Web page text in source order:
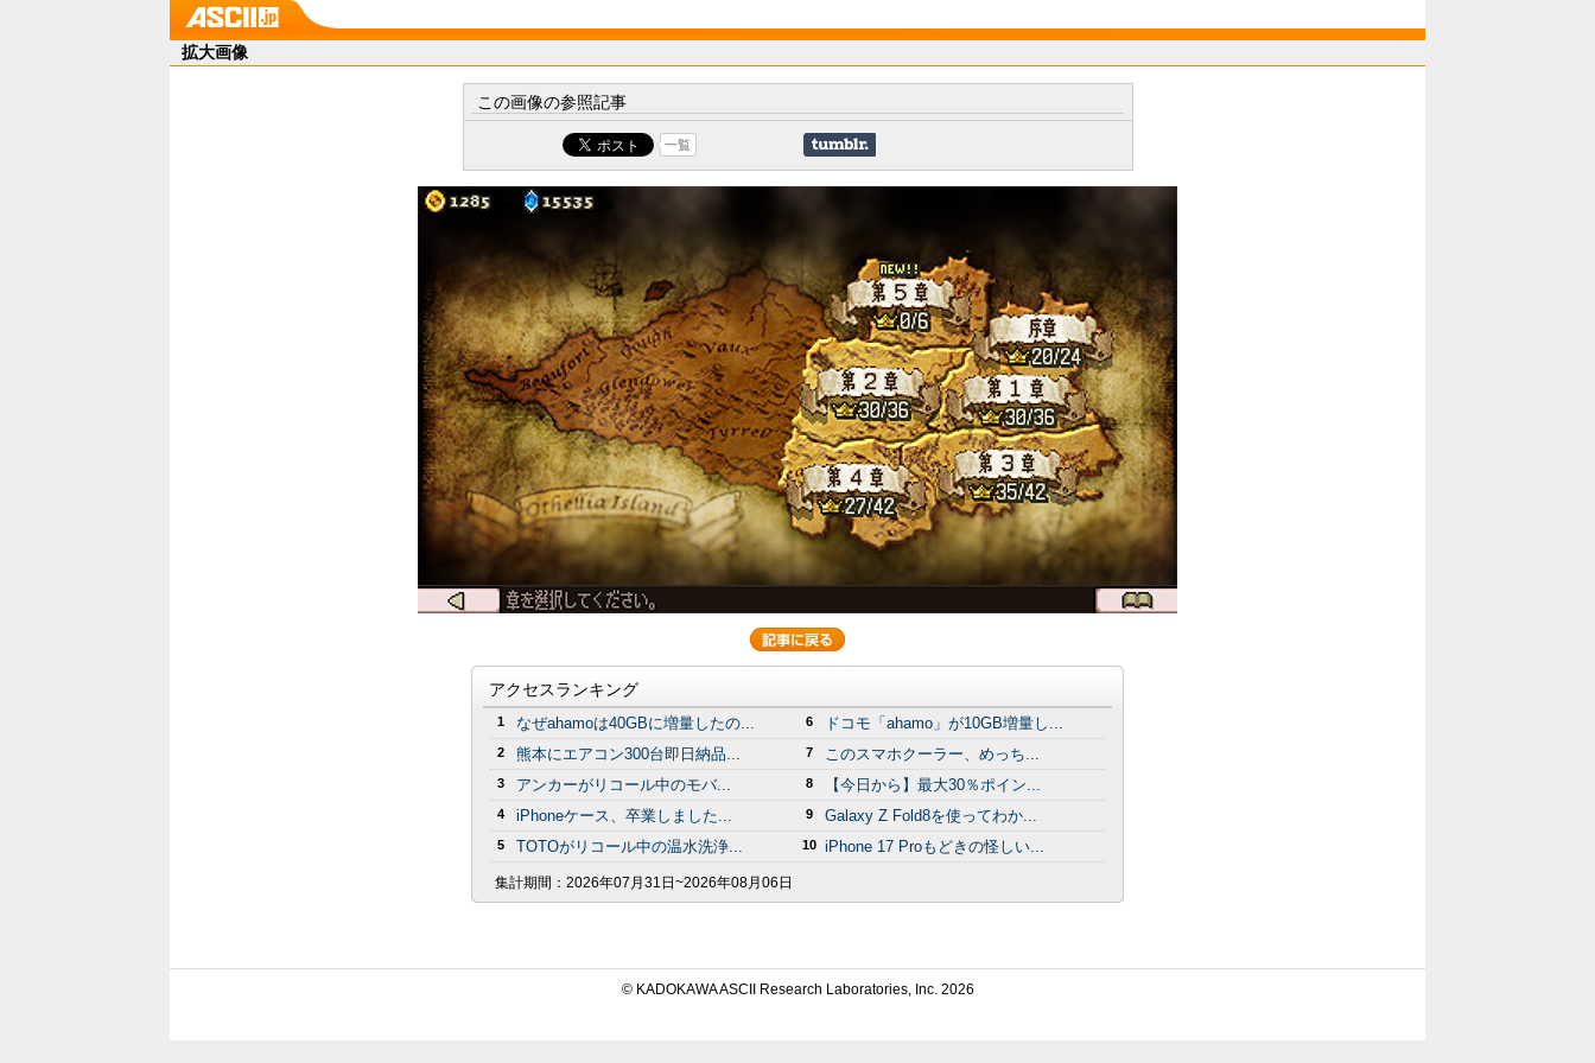
拡大画像
この画像の参照記事
一覧
アクセスランキング
1 なぜahamoは40GBに増量したの...
2 熊本にエアコン300台即日納品...
3 アンカーがリコール中のモバ...
4 iPhoneケース、卒業しました...
5 TOTOがリコール中の温水洗浄...
6 ドコモ「ahamo」が10GB増量し...
7 このスマホクーラー、めっち...
8 【今日から】最大30％ポイン...
9 Galaxy Z Fold8を使ってわか...
10 iPhone 17 Proもどきの怪しい...
集計期間： 2026年07月31日~2026年08月06日
© KADOKAWA ASCII Research Laboratories, Inc. 2026